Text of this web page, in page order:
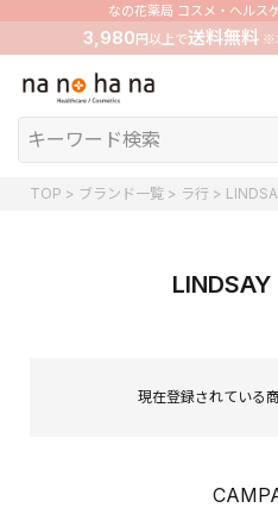
なの花薬局 コスメ・ヘルス
3,980 円以上で送料無料※
TOP ブランド一覧 ラ行
LINDSAY
現在登録されている